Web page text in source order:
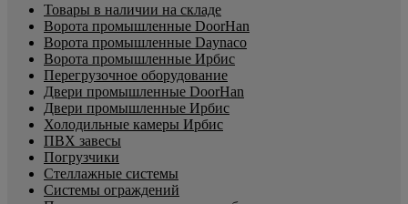
Товары в наличии на складе
Ворота промышленные DoorHan
Ворота промышленные Daynaco
Ворота промышленные Ирбис
Перегрузочное оборудование
Двери промышленные DoorHan
Двери промышленные Ирбис
Холодильные камеры Ирбис
ПВХ завесы
Погрузчики
Стеллажные системы
Системы ограждений